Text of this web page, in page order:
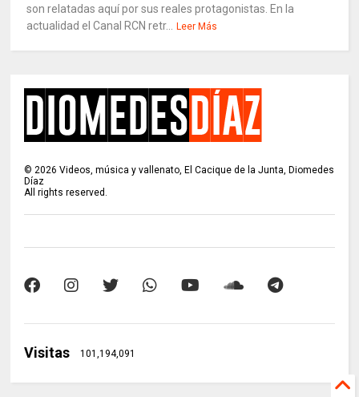
son relatadas aquí por sus reales protagonistas. En la
actualidad el Canal RCN retr... Leer Más
©2026 Videos, música y vallenato, El Cacique de la Junta, Diomedes
Díaz
All rights reserved.
Visitas 101,194,091